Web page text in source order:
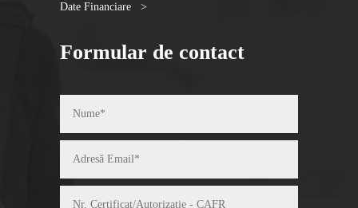
Date Financiare >
Formular de contact